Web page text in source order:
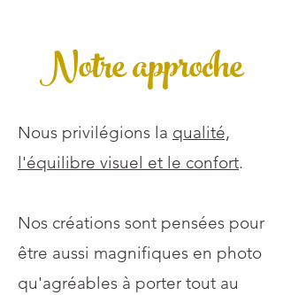
Notre approche
Nous privilégions la qualité,
l'équilibre visuel et le confort.
Nos créations sont pensées pour
être aussi magnifiques en photo
qu'agréables à porter tout au